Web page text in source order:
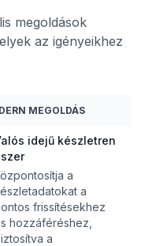
megoldások
az igényeikhez
MEGOLDÁS
idejű készletren
a
a
frissítésekhez
hozzáféréshez,
a